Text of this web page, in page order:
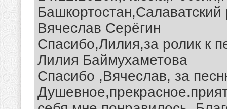
Вячеслав Серёгин
Спасибо,Лилия,за ролик к
Лилия Баймухаметова
Спасибо ,Вячеслав, за